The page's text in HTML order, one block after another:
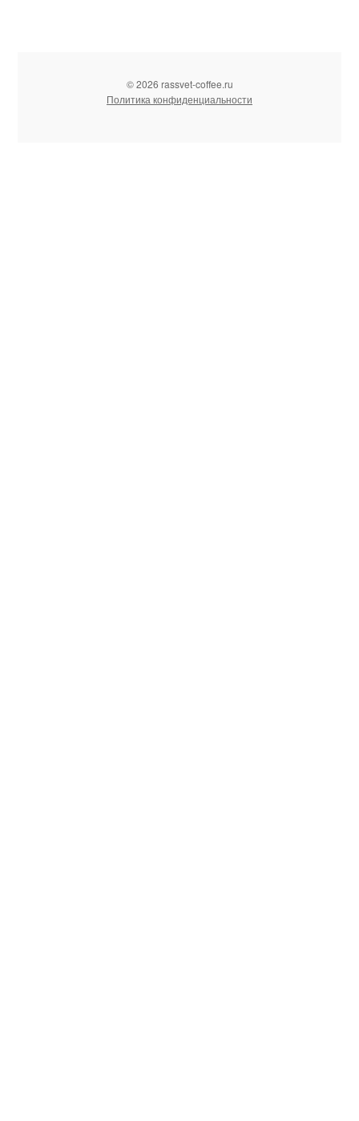
© 2026 rassvet-coffee.ru
Политика конфиденциальности